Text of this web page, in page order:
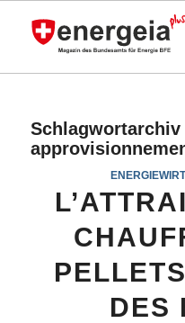
Schlagwortarchiv
DES